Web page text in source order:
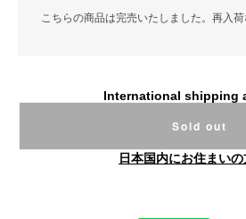
こちらの商品は完売いたしました。再入
International shipping
Sold out
日本国内にお住まい